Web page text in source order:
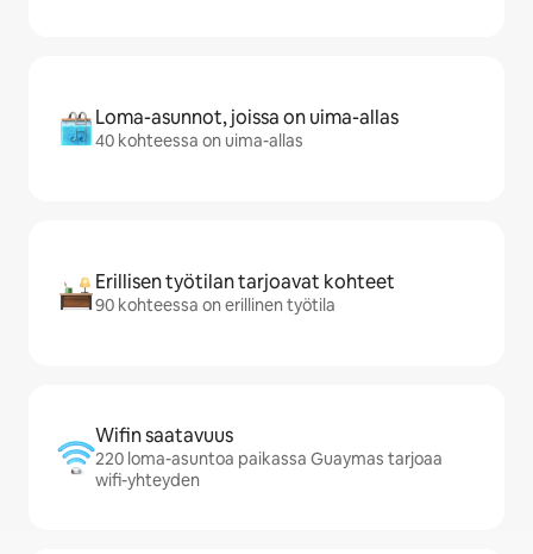
Loma-asunnot, joissa on uima-allas
40 kohteessa on uima-allas
Erillisen työtilan tarjoavat kohteet
90 kohteessa on erillinen työtila
Wifin saatavuus
220 loma-asuntoa paikassa Guaymas tarjoaa
wifi-yhteyden